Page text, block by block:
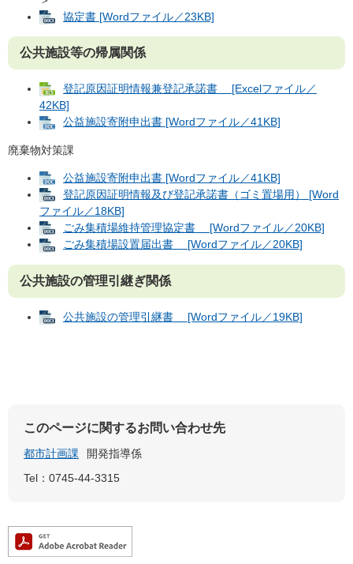
協定書 [Wordファイル／23KB]
公共施設等の帰属関係
登記原因証明情報兼登記承諾書 [Excelファイル／
42KB]
公益施設寄附申出書 [Wordファイル／41KB]
廃棄物対策課
公益施設寄附申出書 [Wordファイル／41KB]
登記原因証明情報及び登記承諾書（ゴミ置場用） [Word
ファイル／18KB]
ごみ集積場維持管理協定書 [Wordファイル／20KB]
ごみ集積場設置届出書 [Wordファイル／20KB]
公共施設の管理引継ぎ関係
公共施設の管理引継書 [Wordファイル／19KB]
このページに関するお問い合わせ先
都市計画課
開発指導係
Tel：0745-44-3315